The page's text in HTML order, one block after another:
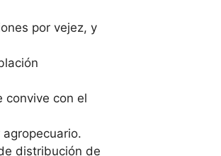
por vejez, y
convive con el
distribución de